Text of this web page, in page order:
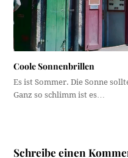
Coole Sonnenbrillen
Es ist Sommer. Die Sonne
Ganz so schlimm ist es…
Schreibe einen